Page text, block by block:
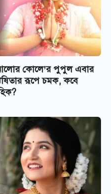
কোলে’র পুপুল এবার
রূপে চমক, কবে